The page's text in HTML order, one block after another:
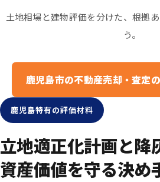
土地相場と建物評価を分けた、根拠
う。
鹿児島市の不動産売却・査定
鹿児島特有の評価材料
立地適正化計画と降
資産価値を守る決め